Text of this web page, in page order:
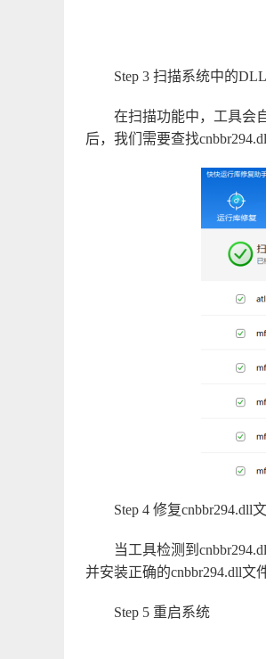
Step 3 扫描系统中的
在扫描功能中，工具会
后，我们需要查找
Step 4 修复cnbbr294.dll
当工具检测到
并安装正确的cnbbr294.dll文
Step 5 重启系统